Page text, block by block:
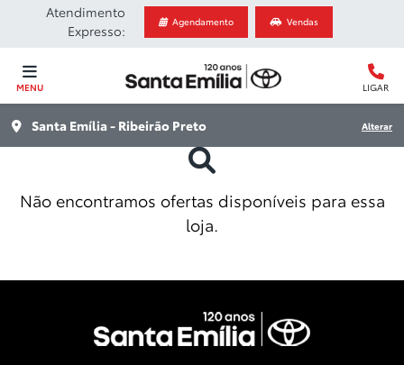
Atendimento
Expresso:
Agendamento Vendas
MENU LIGAR
Santa Emília - Ribeirão Preto Alterar
Não encontramos ofertas disponíveis para essa
loja.